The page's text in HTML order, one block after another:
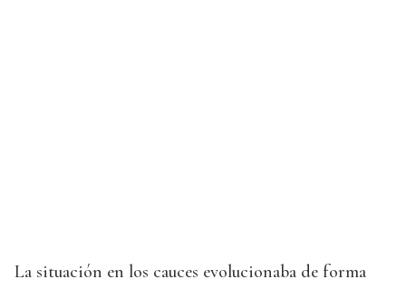
La situación en los cauces evolucionaba de forma